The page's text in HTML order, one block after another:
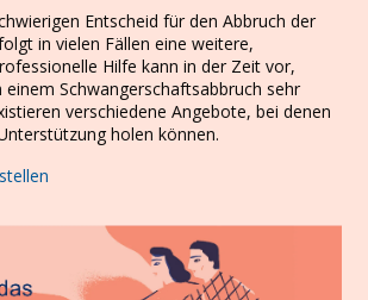
Entscheid für den Abbruch der
in vielen Fällen eine weitere,
Hilfe kann in der Zeit vor,
einem Schwangerschaftsabbruch sehr
verschiedene Angebote, bei denen
holen können.